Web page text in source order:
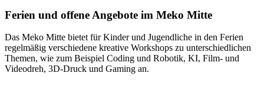
Ferien und offene Angebote im Meko Mitte
Das Meko Mitte bietet für Kinder und Jugendliche in den Ferien
regelmäßig verschiedene kreative Workshops zu unterschiedlichen
Themen, wie zum Beispiel Coding und Robotik, KI, Film- und
Videodreh, 3D-Druck und Gaming an.